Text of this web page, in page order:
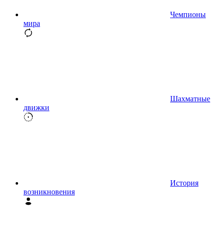
Чемпионы
мира
Шахматные
движки
История
возникновения